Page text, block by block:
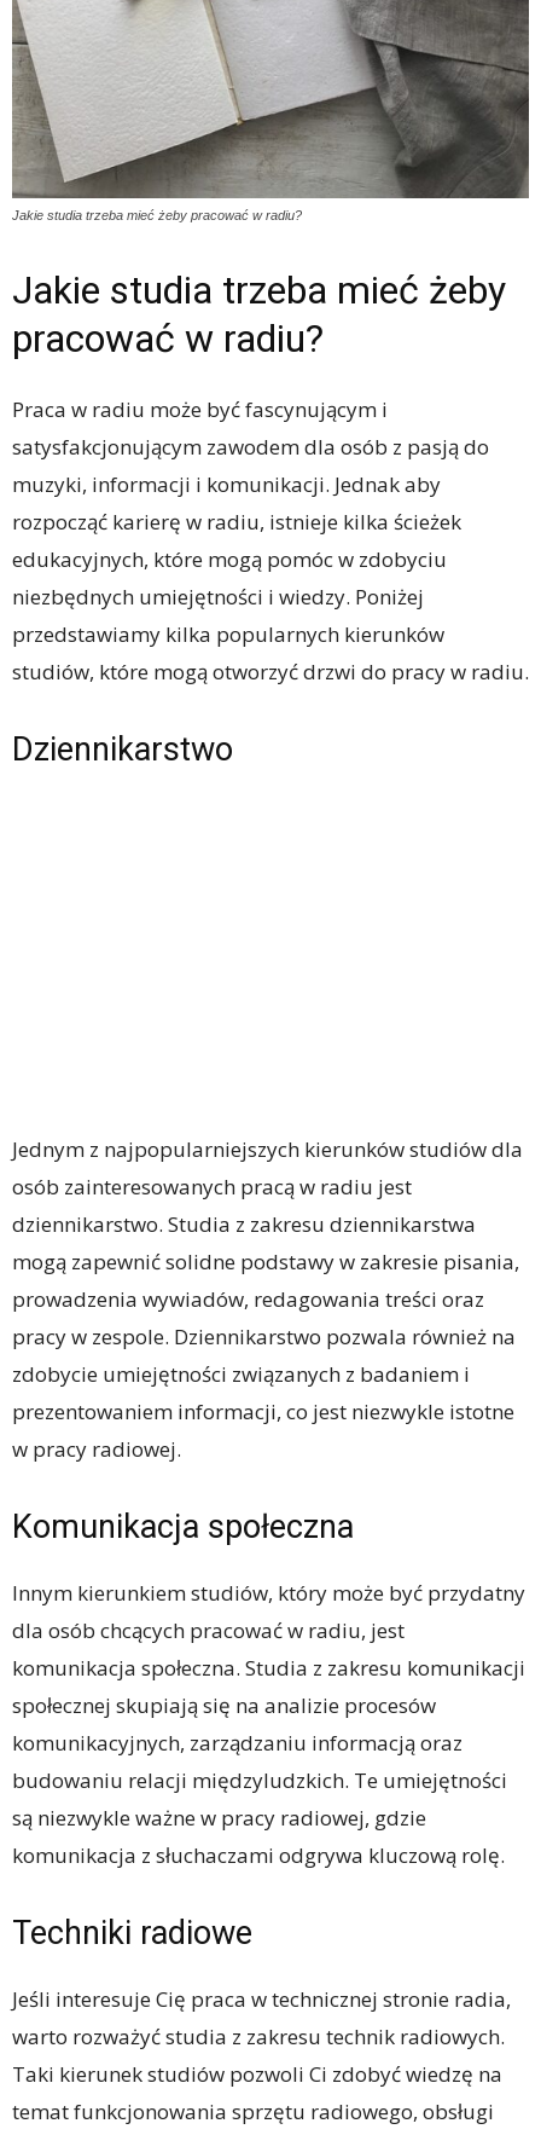
Jakie studia trzeba mieć żeby pracować w radiu?
Jakie studia trzeba mieć żeby
pracować w radiu?
Praca w radiu może być fascynującym i
satysfakcjonującym zawodem dla osób z pasją do
muzyki, informacji i komunikacji. Jednak aby
rozpocząć karierę w radiu, istnieje kilka ścieżek
edukacyjnych, które mogą pomóc w zdobyciu
niezbędnych umiejętności i wiedzy. Poniżej
przedstawiamy kilka popularnych kierunków
studiów, które mogą otworzyć drzwi do pracy w radiu.
Dziennikarstwo
Jednym z najpopularniejszych kierunków studiów dla
osób zainteresowanych pracą w radiu jest
dziennikarstwo. Studia z zakresu dziennikarstwa
mogą zapewnić solidne podstawy w zakresie pisania,
prowadzenia wywiadów, redagowania treści oraz
pracy w zespole. Dziennikarstwo pozwala również na
zdobycie umiejętności związanych z badaniem i
prezentowaniem informacji, co jest niezwykle istotne
w pracy radiowej.
Komunikacja społeczna
Innym kierunkiem studiów, który może być przydatny
dla osób chcących pracować w radiu, jest
komunikacja społeczna. Studia z zakresu komunikacji
społecznej skupiają się na analizie procesów
komunikacyjnych, zarządzaniu informacją oraz
budowaniu relacji międzyludzkich. Te umiejętności
są niezwykle ważne w pracy radiowej, gdzie
komunikacja z słuchaczami odgrywa kluczową rolę.
Techniki radiowe
Jeśli interesuje Cię praca w technicznej stronie radia,
warto rozważyć studia z zakresu technik radiowych.
Taki kierunek studiów pozwoli Ci zdobyć wiedzę na
temat funkcjonowania sprzętu radiowego, obsługi